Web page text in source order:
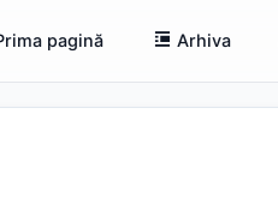
pagină Arhiva